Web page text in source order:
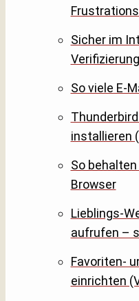
Sicher im
Verifizierung
So viele E-
installieren
So
Browser
Lieblings-
aufrufen –
Favoriten-
einrichten